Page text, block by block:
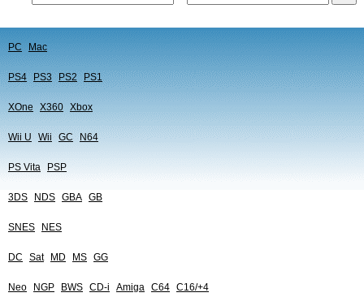
PC Mac
PS4 PS3 PS2 PS1
XOne X360 Xbox
Wii U Wii GC N64
PS Vita PSP
3DS NDS GBA GB
SNES NES
DC Sat MD MS GG
Neo NGP BWS CD-i Amiga C64 C16/+4